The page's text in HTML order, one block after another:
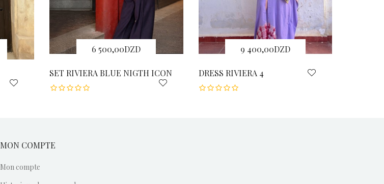
6 500,00DZD
SET RIVIERA BLUE NIGTH ICON
9 400,00DZD
DRESS RIVIERA 4
MON COMPTE
Mon compte